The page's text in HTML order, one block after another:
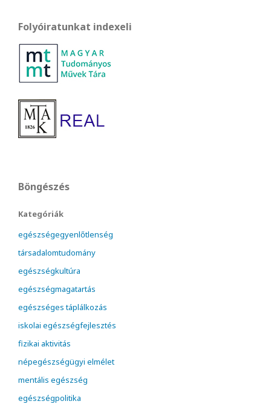
Folyóiratunkat indexeli
Böngészés
Kategóriák
egészségegyenlőtlenség
társadalomtudomány
egészségkultúra
egészségmagatartás
egészséges táplálkozás
iskolai egészségfejlesztés
fizikai aktivitás
népegészségügyi elmélet
mentális egészség
egészségpolitika